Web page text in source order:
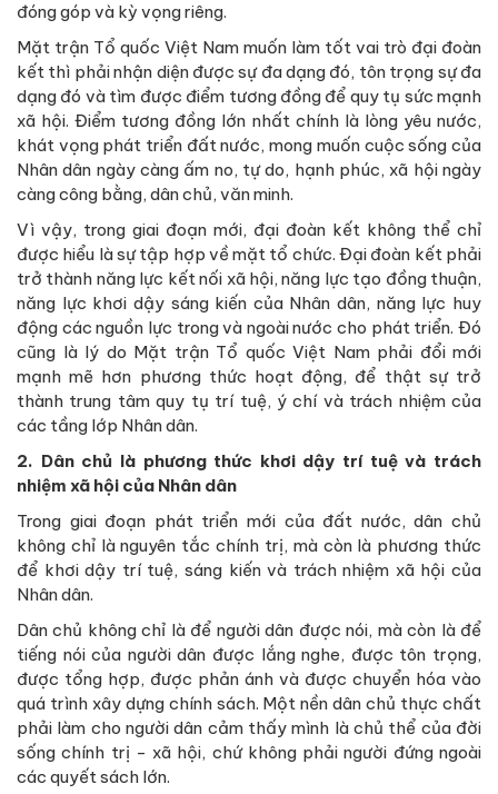
đóng góp và kỳ vọng riêng.
Mặt trận Tổ quốc Việt Nam muốn làm tốt vai trò đại đoàn
kết thì phải nhận diện được sự đa dạng đó, tôn trọng sự đa
dạng đó và tìm được điểm tương đồng để quy tụ sức mạnh
xã hội. Điểm tương đồng lớn nhất chính là lòng yêu nước,
khát vọng phát triển đất nước, mong muốn cuộc sống của
Nhân dân ngày càng ấm no, tự do, hạnh phúc, xã hội ngày
càng công bằng, dân chủ, văn minh.
Vì vậy, trong giai đoạn mới, đại đoàn kết không thể chỉ
được hiểu là sự tập hợp về mặt tổ chức. Đại đoàn kết phải
trở thành năng lực kết nối xã hội, năng lực tạo đồng thuận,
năng lực khơi dậy sáng kiến của Nhân dân, năng lực huy
động các nguồn lực trong và ngoài nước cho phát triển. Đó
cũng là lý do Mặt trận Tổ quốc Việt Nam phải đổi mới
mạnh mẽ hơn phương thức hoạt động, để thật sự trở
thành trung tâm quy tụ trí tuệ, ý chí và trách nhiệm của
các tầng lớp Nhân dân.
2. Dân chủ là phương thức khơi dậy trí tuệ và trách
nhiệm xã hội của Nhân dân
Trong giai đoạn phát triển mới của đất nước, dân chủ
không chỉ là nguyên tắc chính trị, mà còn là phương thức
để khơi dậy trí tuệ, sáng kiến và trách nhiệm xã hội của
Nhân dân.
Dân chủ không chỉ là để người dân được nói, mà còn là để
tiếng nói của người dân được lắng nghe, được tôn trọng,
được tổng hợp, được phản ánh và được chuyển hóa vào
quá trình xây dựng chính sách. Một nền dân chủ thực chất
phải làm cho người dân cảm thấy mình là chủ thể của đời
sống chính trị - xã hội, chứ không phải người đứng ngoài
các quyết sách lớn.